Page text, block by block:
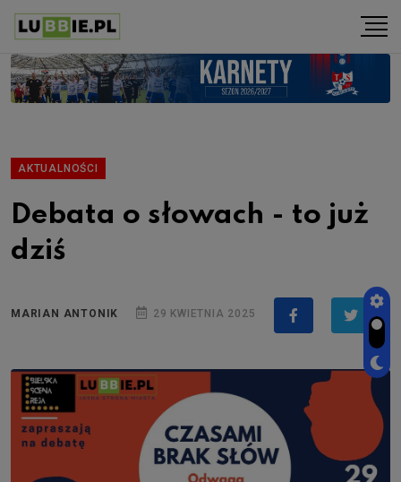
AKTUALNOŚCI
Debata o słowach - to już
dziś
MARIAN ANTONIK 29 KWIETNIA 2025